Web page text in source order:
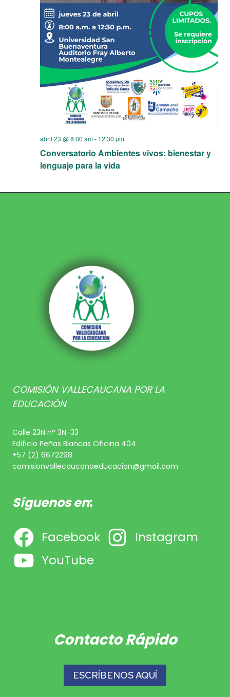
abril 23 @ 8:00 am- 12:30 pm
Conversatorio Ambientes vivos: bienestar y
lenguaje para la vida
COMISIÓN VALLECAUCANA POR LA
EDUCACIÓN
Calle 23N n° 3N-33
Edificio Peñas Blancas Oficina 404
+57 (2) 6672298
comisionvallecaucanaeducacion@gmail.com
Síguenos en:
Facebook
Instagram
YouTube
Contacto Rápido
ESCRÍBENOS AQUÍ